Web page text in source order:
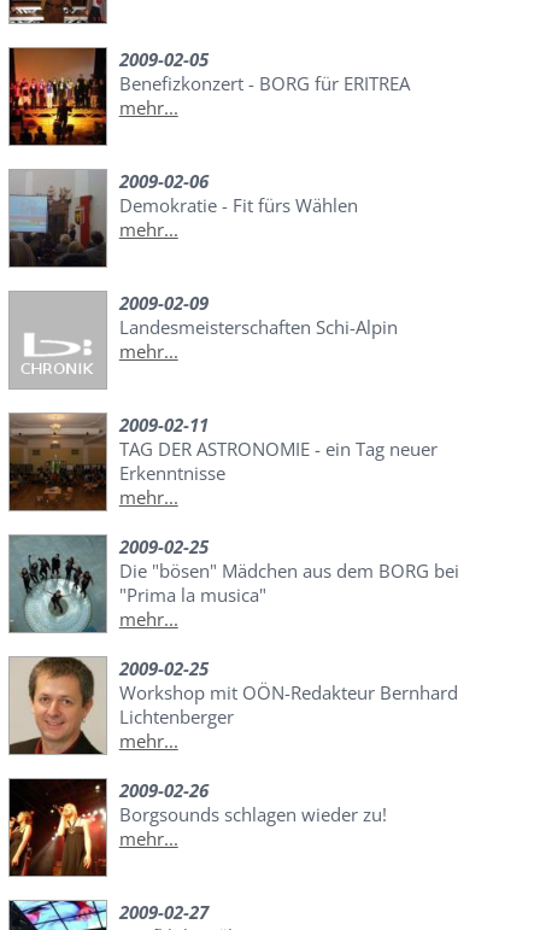
2009-02-05
Benefizkonzert - BORG für ERITREA
mehr...
2009-02-06
Demokratie - Fit fürs Wählen
mehr...
2009-02-09
Landesmeisterschaften Schi-Alpin
mehr...
2009-02-11
TAG DER ASTRONOMIE - ein Tag neuer
Erkenntnisse
mehr...
2009-02-25
Die "bösen" Mädchen aus dem BORG bei
"Prima la musica"
mehr...
2009-02-25
Workshop mit OÖN-Redakteur Bernhard
Lichtenberger
mehr...
2009-02-26
Borgsounds schlagen wieder zu!
mehr...
2009-02-27